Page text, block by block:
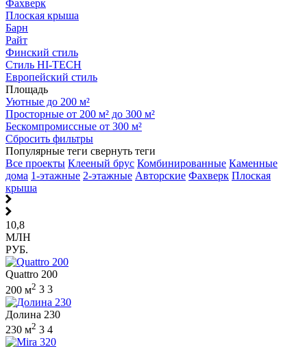
Фахверк
Плоская крыша
Барн
Райт
Финский стиль
Стиль HI-TECH
Европейский стиль
Площадь
Уютные до 200 м²
Просторные от 200 м² до 300 м²
Бескомпромиссные от 300 м²
Сбросить фильтры
Популярные теги свернуть теги
Все проекты Клееный брус Комбинированные Каменные
дома 1-этажные 2-этажные Авторские Фахверк Плоская
крыша
10,8
МЛН
РУБ.
Quattro 200
200 м2 3 3
Долина 230
230 м2 3 4